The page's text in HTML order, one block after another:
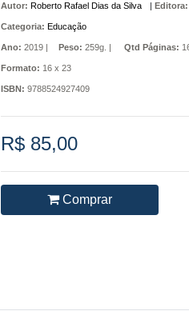
Autor: Roberto Rafael Dias da Silva | Editora:
Categoria: Educação
Ano: 2019 | Peso: 259g. | Qtd Páginas:
Formato: 16 x 23
ISBN: 9788524927409
R$ 85,00
Comprar